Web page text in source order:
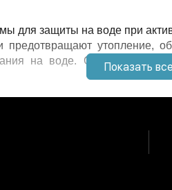
для защиты на воде при
предотвращают утопление,
на воде. Современные
для различных
для взрослых и детей,
варианты оснащены
их более
практичными для
Показать все